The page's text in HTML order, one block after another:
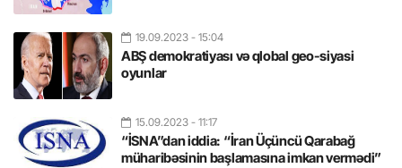
19.09.2023 - 15:04
ABŞ demokratiyası və qlobal geo-siyasi
oyunlar
15.09.2023 - 11:17
“İSNA”dan iddia: “İran Üçüncü Qarabağ
müharibəsinin başlamasına imkan vermədi”